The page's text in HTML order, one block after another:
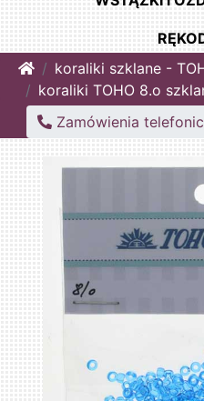
Homekoraliki szklane -
koraliki TOHO 8.o
Zamówienia